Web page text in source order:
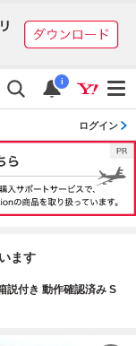
i
ログイン
ます
説付き 動作確認済み S